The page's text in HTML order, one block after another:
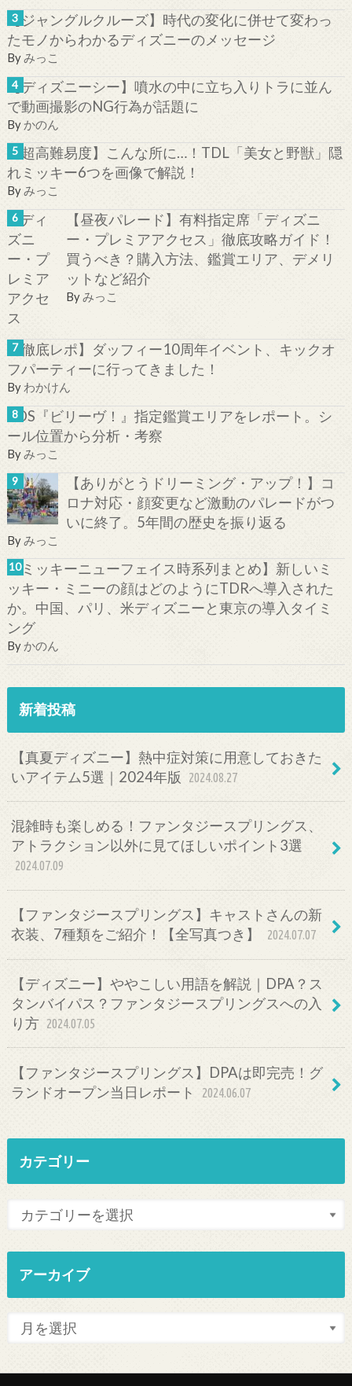
【ジャングルクルーズ】時代の変化に併せて変わっ
たモノからわかるディズニーのメッセージ
Byみっこ
【ディズニーシー】噴水の中に立ち入りトラに並ん
で動画撮影のNG行為が話題に
Byかのん
【超高難易度】こんな所に…！TDL「美女と野獣」隠
れミッキー6つを画像で解説！
Byみっこ
【昼夜パレード】有料指定席「ディズニ
ー・プレミアアクセス」徹底攻略ガイド！
買うべき？購入方法、鑑賞エリア、デメリ
ットなど紹介
Byみっこ
【徹底レポ】ダッフィー10周年イベント、キックオ
フパーティーに行ってきました！
By わかけん
TDS『ビリーヴ！』指定鑑賞エリアをレポート。シ
ール位置から分析・考察
Byみっこ
【ありがとうドリーミング・アップ！】コ
ロナ対応・顔変更など激動のパレードがつ
いに終了。5年間の歴史を振り返る
By みっこ
【ミッキーニューフェイス時系列まとめ】新しいミ
ッキー・ミニーの顔はどのようにTDRへ導入された
か。中国、パリ、米ディズニーと東京の導入タイミ
ング
By かのん
新着投稿
【真夏ディズニー】熱中症対策に用意しておきた
いアイテム5選｜2024年版
2024.08.27
混雑時も楽しめる！ファンタジースプリングス、
アトラクション以外に見てほしいポイント3選
2024.07.09
【ファンタジースプリングス】キャストさんの新
衣装、7種類をご紹介！【全写真つき】
2024.07.07
【ディズニー】ややこしい用語を解説｜DPA？ス
タンバイパス？ファンタジースプリングスへの入
り方 2024.07.05
【ファンタジースプリングス】DPAは即完売！グ
ランドオープン当日レポート
2024.06.07
カテゴリー
アーカイブ